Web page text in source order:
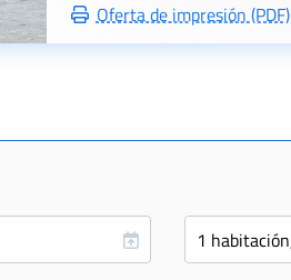
Oferta de impresión (PDF)